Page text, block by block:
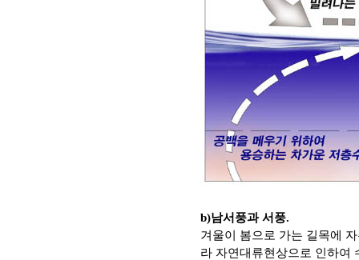
b)남서풍과 서풍.
겨울이 봄으로 가는 길목에
라 자연대류현상으로 인하여